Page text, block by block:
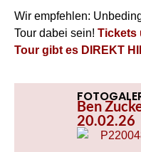
Wir empfehlen:
Tour dabei sein! Tickets
Tour gibt es DIREKT
Ben
20.02.26